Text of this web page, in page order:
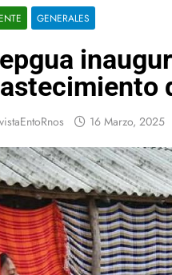
GENERALES
16 Marzo, 2025